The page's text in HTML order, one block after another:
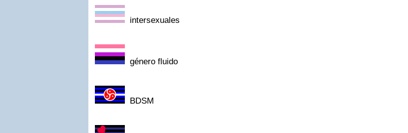
intersexuales
género fluido
BDSM